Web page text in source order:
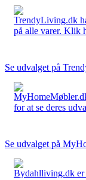
TrendyLiving.dk
på alle varer. Klik
Se udvalget på
for at se deres
Se udvalget på
Bydahlliving.dk er